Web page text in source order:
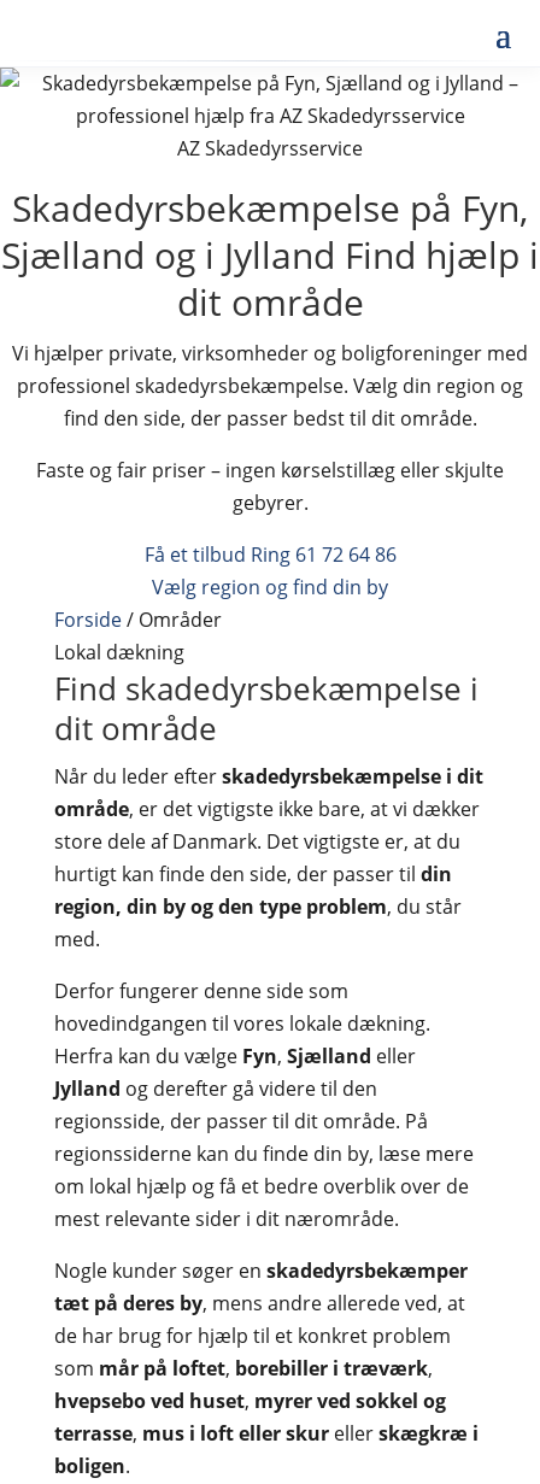
AZ Skadedyrsservice
Skadedyrsbekæmpelse på Fyn,
Sjælland og i Jylland Find hjælp i
dit område
Vi hjælper private, virksomheder og boligforeninger med
professionel skadedyrsbekæmpelse. Vælg din region og
find den side, der passer bedst til dit område.
Faste og fair priser – ingen kørselstillæg eller skjulte
gebyrer.
Få et tilbud Ring 61 72 64 86
Vælg region og find din by
Forside/ Områder
Lokal dækning
Find skadedyrsbekæmpelse i
dit område
Når du leder efterskadedyrsbekæmpelse i dit
område, er det vigtigste ikke bare, at vi dækker
store dele af Danmark. Det vigtigste er, at du
hurtigt kan finde den side, der passer til din
region, din by og den type problem, du står
med.
Derfor fungerer denne side som
hovedindgangen til vores lokale dækning.
Herfra kan du vælge Fyn, Sjælland eller
Jylland og derefter gå videre til den
regionsside, der passer til dit område. På
regionssiderne kan du finde din by, læse mere
om lokal hjælp og få et bedre overblik over de
mest relevante sider i dit nærområde.
Nogle kunder søger en skadedyrsbekæmper
tæt på deres by, mens andre allerede ved, at
de har brug for hjælp til et konkret problem
som mår på loftet, borebiller i træværk,
hvepsebo ved huset, myrer ved sokkel og
terrasse, mus i loft eller skurellerskægkræ i
boligen.